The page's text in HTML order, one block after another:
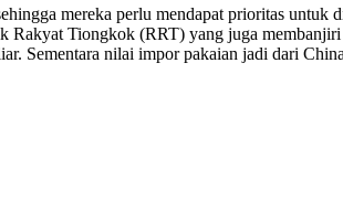
mereka perlu mendapat prioritas untuk
Rakyat Tiongkok (RRT) yang juga
Sementara nilai impor pakaian jadi dari